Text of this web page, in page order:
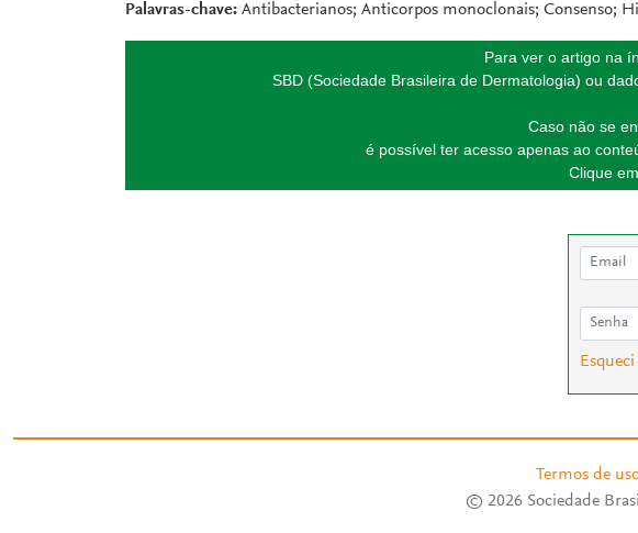
Palavras-chave: Antibacterianos; Anticorpos monoclonais; Consenso;
Para ver o artigo na
SBD (Sociedade Brasileira de Dermatologia) ou
Caso não se
é possível ter acesso apenas ao
Clique
Termos de
© 2026 Sociedade